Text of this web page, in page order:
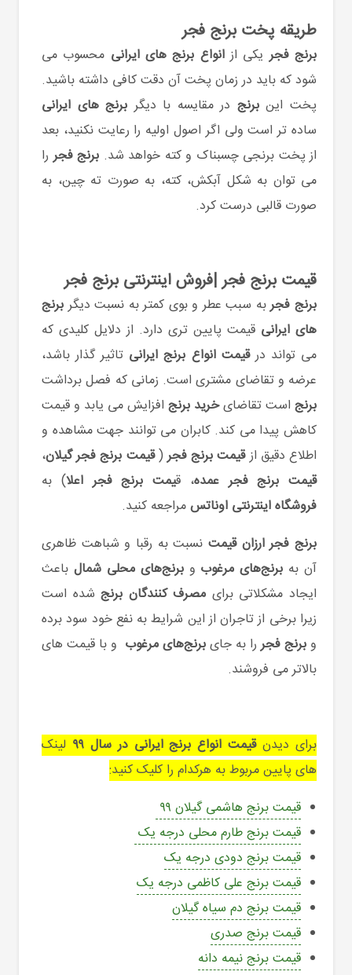
طریقه پخت برنج فجر
برنج فجر یکی ازانواع برنج های ایرانی محسوب می
شود که باید در زمان پخت آن دقت کافی داشته باشید.
پخت اینبرنج در مقایسه با دیگر برنج های ایرانی
ساده تر است ولی اگر اصول اولیه را رعایت نکنید، بعد
از پخت برنجی چسبناک و کته خواهد شد. برنج فجررا
می توان به شکل آبکش، کته، به صورت ته چین، به
صورت قالبی درست کرد.
قیمت برنج فجر |فروش اینترنتی برنج فجر
برنج فجربه سبب عطر و بوی کمتر به نسبت دیگربرنج
های ایرانی قیمت پایین تری دارد. از دلایل کلیدی که
می تواند درقیمت انواع برنج ایرانی تاثیر گذار باشد،
عرضه و تقاضای مشتری است. زمانی که فصل برداشت
برنج است تقاضایخرید برنج افزایش می یابد و قیمت
کاهش پیدا می کند. کابران می توانند جهت مشاهده و
اطلاع دقیق ازقیمت برنج فجر(قیمت برنج فجر گیلان،
قیمت برنج فجر عمده، قیمت برنج فجر اعلا) به
فروشگاه اینترنتی اوناتسمراجعه کنید.
برنج فجر ارزان قیمت نسبت به رقبا و شباهت ظاهری
آن به برنج‌های مرغوب وبرنج‌های محلی شمال باعث
ایجاد مشکلاتی برای مصرف کنندگان برنج شده است
زیرا برخی از تاجران از این شرایط به نفع خود سود برده
وبرنج فجررا به جایبرنج‌های مرغوب و با قیمت های
بالاتر می فروشند.
برای دیدنقیمت انواع برنج ایرانی در سال ۹۹
لینک
های پایین مربوط به هرکدام را کلیک کنید:
قیمت برنج هاشمی گیلان ۹۹
قیمت برنج طارم محلی درجه یک
قیمت برنج دودی درجه یک
قیمت برنج علی کاظمی درجه یک
قیمت برنج دم سیاه گیلان
قیمت برنج صدری
قیمت برنج نیمه دانه